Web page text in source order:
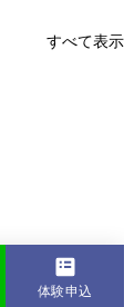
すべて表示
体験申込